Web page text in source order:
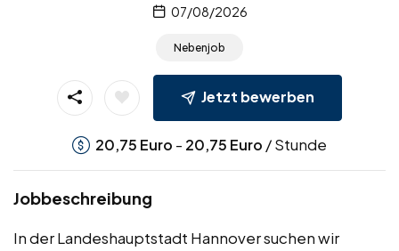
07/08/2026
Nebenjob
Jetzt bewerben
20,75 Euro - 20,75 Euro / Stunde
Jobbeschreibung
In der Landeshauptstadt Hannover suchen wir